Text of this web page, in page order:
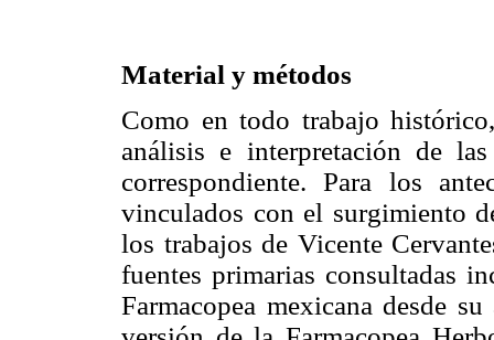
Material y métodos
Como en todo trabajo
análisis e interpretación de
correspondiente. Para los
vinculados con el surgimiento
los trabajos de Vicente
fuentes primarias consultadas
Farmacopea mexicana desde